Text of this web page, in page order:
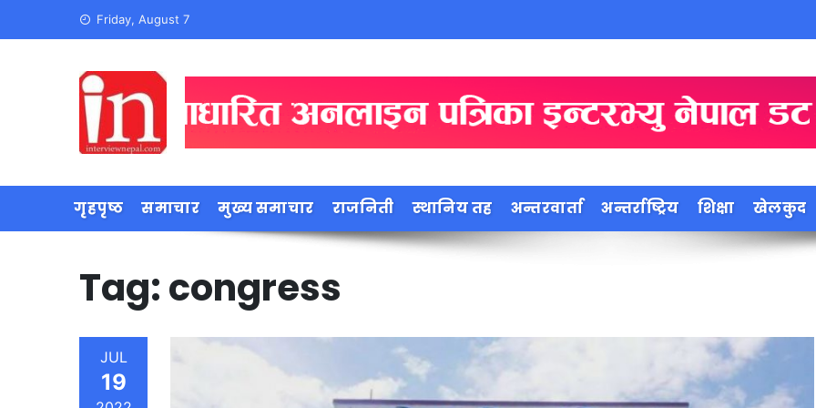
Friday, August 7
गृहपृष्ठ समाचार मुख्य समाचार राजनिती स्थानिय तह अन्तरवार्ता अन्तर्राष्ट्रिय शिक्षा खेलकुद
Tag:congress
JUL
19